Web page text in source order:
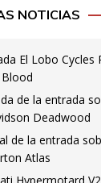
NOTICIAS